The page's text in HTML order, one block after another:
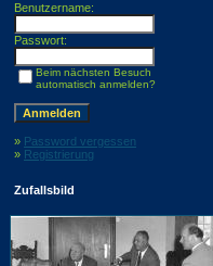
Benutzername:
Passwort:
Beim nächsten Besuch
automatisch anmelden?
» Password vergessen
» Registrierung
Zufallsbild